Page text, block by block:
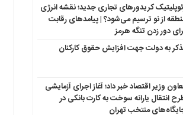
کریدورهای تجاری جدید؛ نقشه انرژی
از نو ترسیم می‌شود؟ | پیامدهای رقابت
دور زدن تنگه هرمز
به دولت جهت افزایش حقوق کارکنان
وزیر اقتصاد خبر داد؛ آغاز اجرای آزمایشی
انتقال یارانه سوخت به کارت بانکی در
منتخب تهران